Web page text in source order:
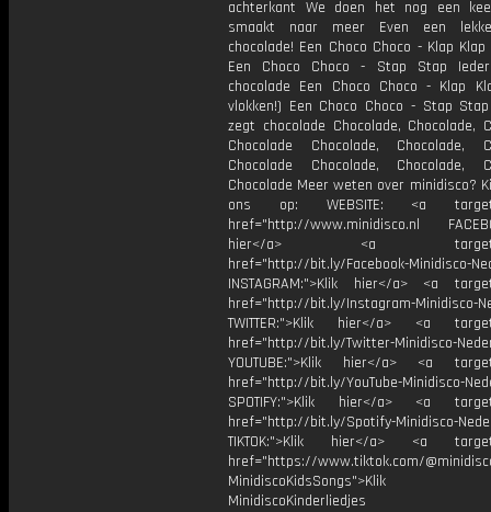
achterkant We doen het nog een
smaakt naar meer Even een
chocolade! Een Choco Choco - Klap
Een Choco Choco - Stap Stap
chocolade Een Choco Choco - Klap
vlokken!) Een Choco Choco - Stap
zegt chocolade Chocolade, Chocolade,
Chocolade Chocolade, Chocolade,
Chocolade Chocolade, Chocolade,
Chocolade Meer weten over minidisco?
ons op: WEBSITE: <a
href="http://www.minidisco.nl
hier</a> <a
href="http://bit.ly/Facebook-Minidisco-
INSTAGRAM:">Klik hier</a> <a
href="http://bit.ly/Instagram-Minidisco-
TWITTER:">Klik hier</a> <a
href="http://bit.ly/Twitter-Minidisco-
YOUTUBE:">Klik hier</a> <a
href="http://bit.ly/YouTube-Minidisco-
SPOTIFY:">Klik hier</a> <a
href="http://bit.ly/Spotify-Minidisco-
TIKTOK:">Klik hier</a> <a
href="https://www.tiktok.com/
MinidiscoKidsSongs">Klik
MinidiscoKinderliedjes